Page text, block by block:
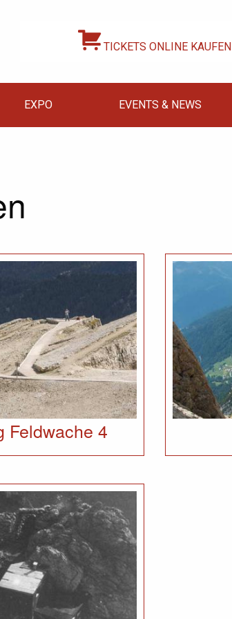
TICKETS ONLINE KAUFEN
EXPO EVENTS & NEWS
Feldwache 4